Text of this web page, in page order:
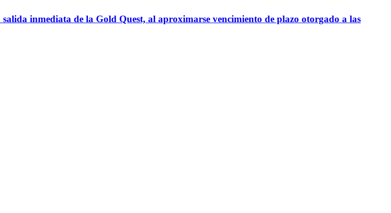
inmediata de la Gold Quest, al aproximarse vencimiento de plazo otorgado a las